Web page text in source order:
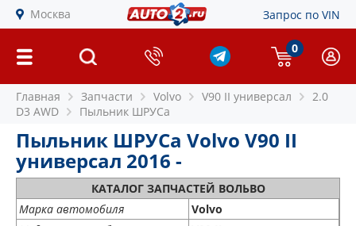
Москва Запрос по VIN
0
Главная Запчасти Volvo V90 II универсал
2.0
D3 AWD
Пыльник ШРУСа
Пыльник ШРУСа Volvo V90 II
универсал 2016 -
КАТАЛОГ ЗАПЧАСТЕЙ ВОЛЬВО
Марка автомобиля
Volvo